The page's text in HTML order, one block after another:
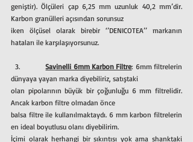
geniştir). Ölçüleri çap 6,25 mm uzunluk 40,2 mm’dir.
Karbon granülleri açısından sorunsuz
iken ölçüsel olarak birebir ‘’DENICOTEA’’ markanın
hataları ile karşılaşıyorsunuz.
  3.
Savinelli 6mm Karbon Filtre: 6mm filtrelerin
dünyaya yayan marka diyebiliriz, satıştaki
olan pipolarının büyük bir çoğunluğu 6 mm filtrelidir.
Ancak karbon filtre olmadan önce
balsa filtre ile kullanılmaktaydı. 6 mm karbon filtrelerin
en ideal boyutlusu olanı diyebilirim.
İçimi olarak herhangi bir sıkıntısı yok ama shanktaki